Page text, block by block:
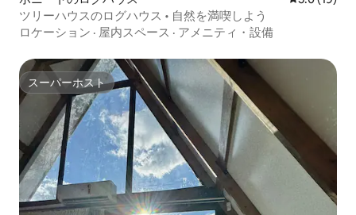
ツリーハウスのログハウス • 自然を満喫しよう
ロケーション · 屋内スペース · アメニティ・設備
スーパーホスト
スーパーホスト